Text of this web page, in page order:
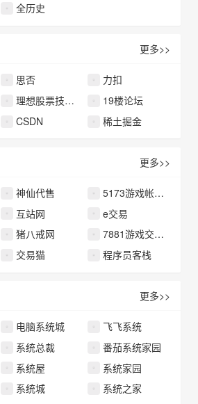
全历史
更多>>
思否
力扣
理想股票技术论坛
19楼论坛
CSDN 稀土掘金
更多>>
神仙代售
5173游戏帐号交易平台
互站网
e交易
猪八戒网
7881游戏交易平台
交易猫 程序员客栈
更多>>
电脑系统城
飞飞系统
系统总裁
番茄系统家园
系统屋
系统家园
系统城 系统之家